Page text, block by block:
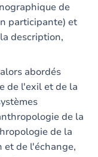
de
participante) et
description,
abordés
de l'exil et de la
de la
de la
et de l'échange,